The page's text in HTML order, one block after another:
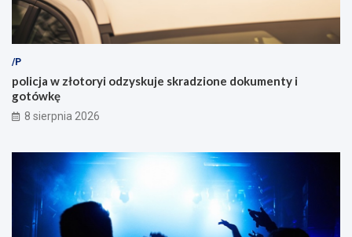
/P
policja w złotoryi odzyskuje skradzione dokumenty i
gotówkę
8 sierpnia 2026